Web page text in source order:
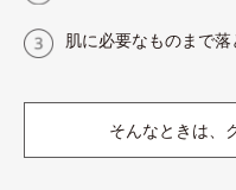
肌に必要なものまで
そんなときは、